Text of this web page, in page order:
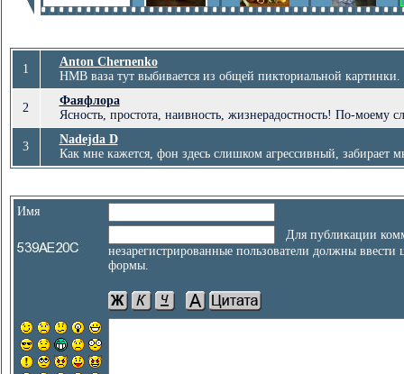
1
Anton Chernenko
НМВ ваза тут выбивается из общей пикториальной картинки.
2
Фаяфлора
Ясность, простота, наивность, жизнерадостность! По-моему
3
Nadejda D
Как мне кажется, фон здесь слишком агрессивный, забирает
Имя
Для публикации
незарегистрированные пользователи должны
формы.